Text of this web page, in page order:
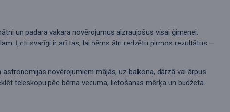
un padara vakara novērojumus aizraujošus visai ģimenei.
Ļoti svarīgi ir arī tas, lai bērns ātri redzētu pirmos rezultātus —
novērojumiem mājās, uz balkona, dārzā vai ārpus
teleskopu pēc bērna vecuma, lietošanas mērķa un budžeta.